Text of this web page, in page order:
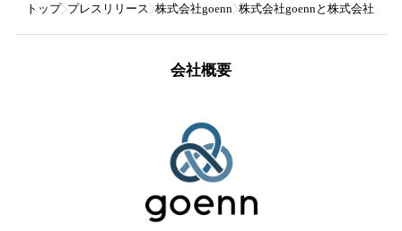
トップ プレスリリース 株式会社goenn 株式会社goennと株式会社ビ
会社概要